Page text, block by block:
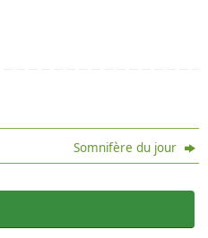
Somnifère du jour